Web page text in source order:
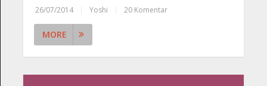
26/07/2014 Yoshi 20 Komentar
MORE